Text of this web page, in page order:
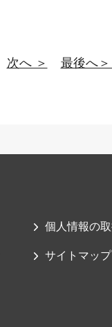
次へ ＞ 最後へ＞
個人情報の
サイトマップ